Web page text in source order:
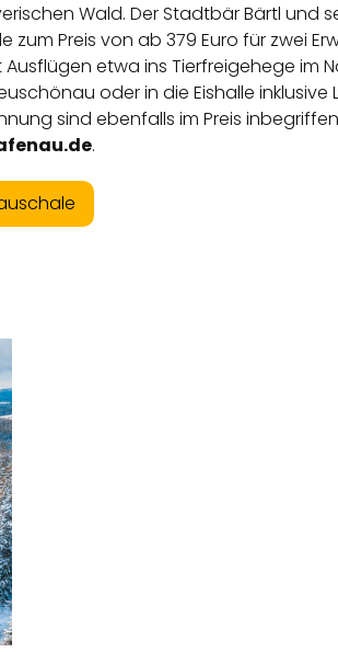
Wald. Der Stadtbär Bärtl und
zum Preis von ab 379 Euro für zwei
etwa ins Tierfreigehege im
oder in die Eishalle
sind ebenfalls im Preis
.